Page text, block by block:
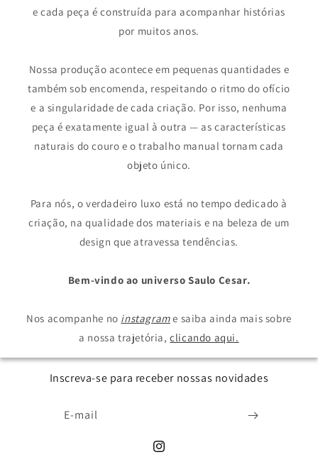
e cada peça é construída para acompanhar histórias
por muitos anos.
Nossa produção acontece em pequenas quantidades e
também sob encomenda, respeitando o ritmo do ofício
e a singularidade de cada criação. Por isso, nenhuma
peça é exatamente igual à outra — as características
naturais do couro e o trabalho manual tornam cada
objeto único.
Para nós, o verdadeiro luxo está no tempo dedicado à
criação, na qualidade dos materiais e na beleza de um
design que atravessa tendências.
Bem-vindo ao universo Saulo Cesar.
Nos acompanhe no instagrame saiba ainda mais sobre
a nossa trajetória,clicando aqui.
Inscreva-se para receber nossas novidades
E-mail
Instagram